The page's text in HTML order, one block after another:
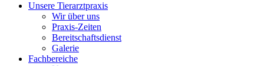
Unsere Tierarztpraxis
Wir über uns
Praxis-Zeiten
Bereitschaftsdienst
Galerie
Fachbereiche